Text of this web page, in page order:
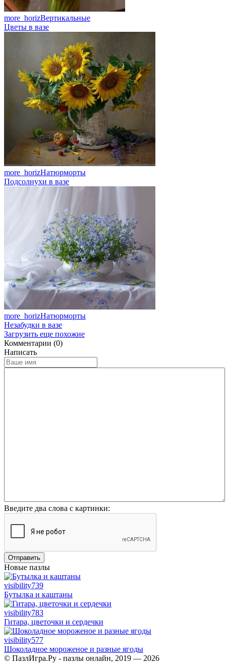
more_horizВертикальные
Цветы в вазе
more_horizНатюрморты
Подсолнухи в вазе
more_horizНатюрморты
Незабудки в вазе
Загрузить еще похожие
Комментарии (0)
Написать
Введите два слова с картинки:
Отправить
Новые пазлы
visibility739
Бутылка и каштаны
visibility783
Гитара, цветочки и сердечки
visibility577
Шоколадное мороженое и разные ягоды
© ПазлИгра.Ру - пазлы онлайн, 2019 — 2026